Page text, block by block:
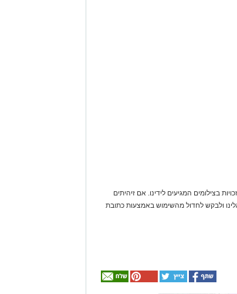
בצילומים המגיעים לידינו. אם זיהיתים
ולבקש לחדול מהשימוש באמצעות כתובת